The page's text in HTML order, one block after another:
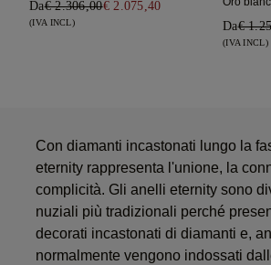
Da€ 2.306,00€ 2.075,40
(IVA INCL) Da€
(IVA INCL)
Con diamanti incastonati lungo la
eternity rappresenta l'unione, la
complicità. Gli anelli eternity sono
nuziali più tradizionali perché
decorati incastonati di diamanti e,
normalmente vengono indossati